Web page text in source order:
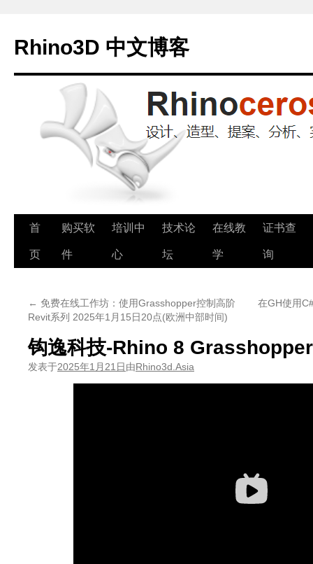
Rhino3D 中文博客
跳
至
首
页
购买软
件
培训中
心
技术论
坛
在线教
学
证书查
询
← 免费在线工作坊：使用Grasshopper控制高阶
Revit系列 2025年1月15日20点(欧洲中部时间)
在GH使用
钩逸科技-Rhino 8
发表于2025年1月21日由Rhino3d.Asia